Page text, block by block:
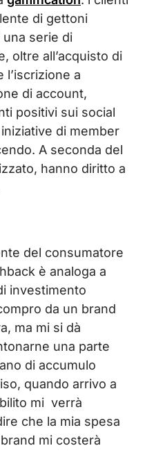
di gettoni
serie di
oltre all’acquisto di
l’iscrizione a
di account,
positivi sui social
di member
A seconda del
hanno diritto a
del consumatore
è analoga a
investimento
da un brand
ma mi si dà
una parte
di accumulo
quando arrivo a
mi verrà
che la mia spesa
mi costerà